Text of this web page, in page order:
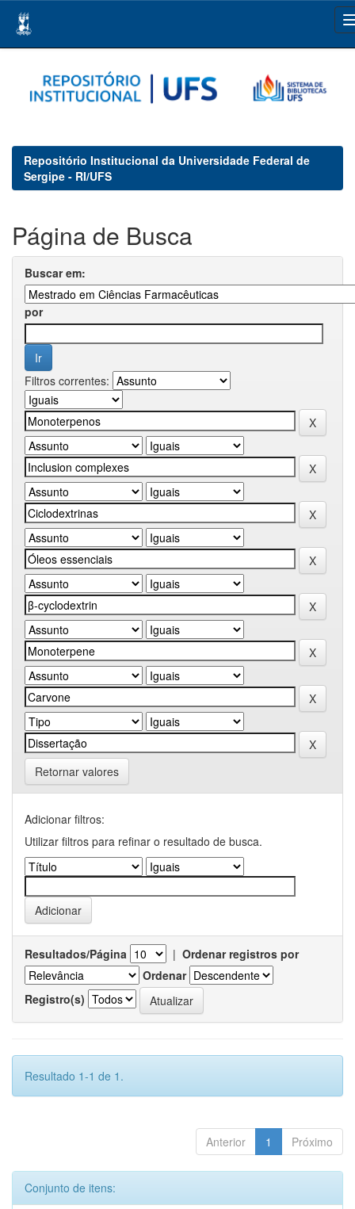
navigation
Repositório Institucional da Universidade Federal de
Sergipe - RI/UFS
Página de Busca
Buscar em:
por
Filtros correntes:
Retornar valores
Adicionar filtros:
Utilizar filtros para refinar o resultado de busca.
Resultados/Página | Ordenar registros por
Ordenar
Registro(s)
Resultado 1-1 de 1.
Anterior 1 Próximo
Conjunto de itens: